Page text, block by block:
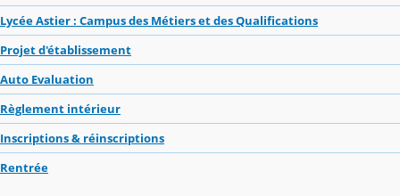
Lycée Astier : Campus des Métiers et des Qualifications
Projet d'établissement
Auto Evaluation
Règlement intérieur
Inscriptions & réinscriptions
Rentrée